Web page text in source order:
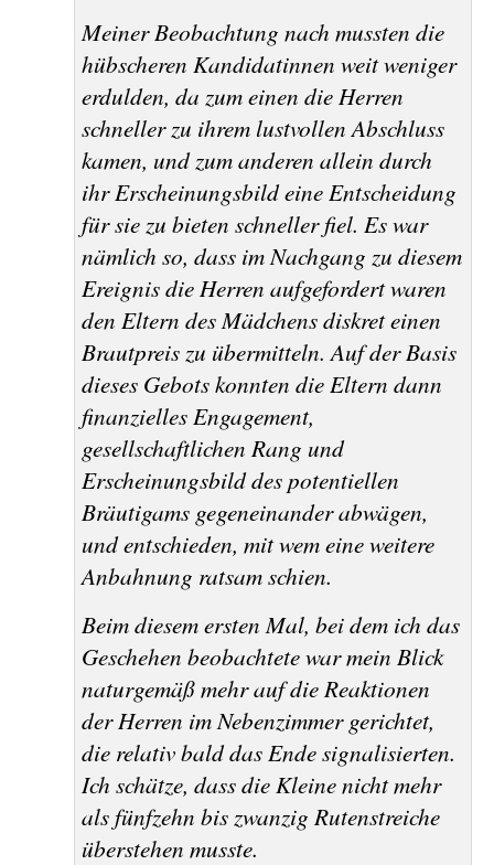
Meiner Beobachtung nach mussten die
hübscheren Kandidatinnen weit weniger
erdulden, da zum einen die Herren
schneller zu ihrem lustvollen Abschluss
kamen, und zum anderen allein durch
ihr Erscheinungsbild eine Entscheidung
für sie zu bieten schneller fiel. Es war
nämlich so, dass im Nachgang zu diesem
Ereignis die Herren aufgefordert waren
den Eltern des Mädchens diskret einen
Brautpreis zu übermitteln. Auf der Basis
dieses Gebots konnten die Eltern dann
finanzielles Engagement,
gesellschaftlichen Rang und
Erscheinungsbild des potentiellen
Bräutigams gegeneinander abwägen,
und entschieden, mit wem eine weitere
Anbahnung ratsam schien.
Beim diesem ersten Mal, bei dem ich das
Geschehen beobachtete war mein Blick
naturgemäß mehr auf die Reaktionen
der Herren im Nebenzimmer gerichtet,
die relativ bald das Ende signalisierten.
Ich schätze, dass die Kleine nicht mehr
als fünfzehn bis zwanzig Rutenstreiche
überstehen musste.